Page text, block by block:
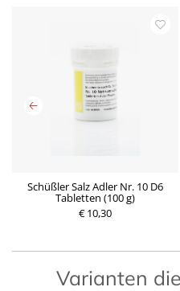
Schüßler Salz Adler Nr. 10 D6
Tabletten (100 g)
€ 10,30
Varianten